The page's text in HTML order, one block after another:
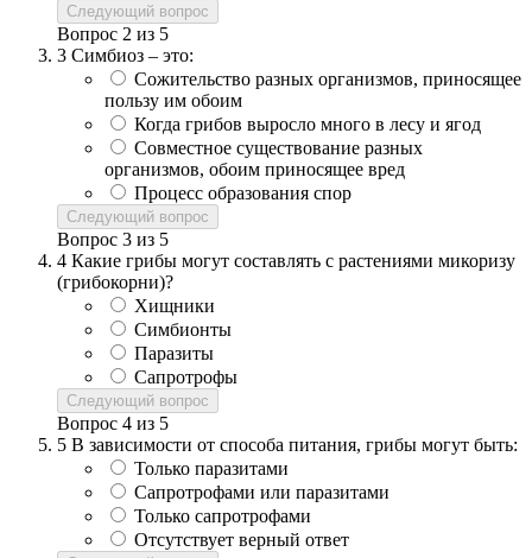
Следующий вопрос
Вопрос 2 из 5
3 Симбиоз – это:
Сожительство разных организмов, приносящее
пользу им обоим
Когда грибов выросло много в лесу и ягод
Совместное существование разных
организмов, обоим приносящее вред
Процесс образования спор
Следующий вопрос
Вопрос 3 из 5
4 Какие грибы могут составлять с растениями микоризу
(грибокорни)?
Хищники
Симбионты
Паразиты
Сапротрофы
Следующий вопрос
Вопрос 4 из 5
5 В зависимости от способа питания, грибы могут быть:
Только паразитами
Сапротрофами или паразитами
Только сапротрофами
Отсутствует верный ответ